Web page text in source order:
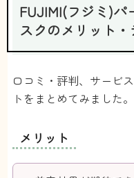
FUJIMI(フジミ)パ
スクのメリット
口コミ・評判、サービ
トをまとめてみました。
メリット